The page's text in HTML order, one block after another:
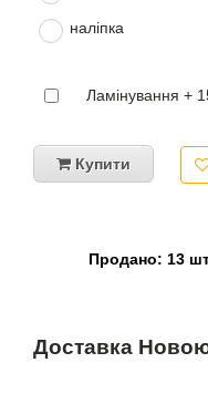
наліпка
Ламінування +
Купити
Продано: 13
Доставка